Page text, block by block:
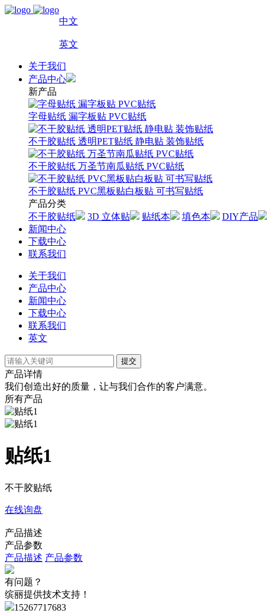
中文
英文
关于我们
产品中心
新产品
字母贴纸 漏字板贴 PVC贴纸
不干胶贴纸 透明PET贴纸 静电贴 装饰贴纸
不干胶贴纸 万圣节南瓜贴纸 PVC贴纸
不干胶贴纸 PVC黑板贴白板贴 可书写贴纸
产品分类
不干胶贴纸
3D 立体贴 贴纸本 填色本
DIY产品
新闻中心
下载中心
联系我们
关于我们
产品中心
新闻中心
下载中心
联系我们
英文
提交
产品详情
我们创造出好的质量，让与我们合作的客户满意。
所有产品
贴纸1
不干胶贴纸
在线询盘
产品描述
产品参数
产品描述 产品参数
有问题？
缤丽提供技术支持！
15267717683